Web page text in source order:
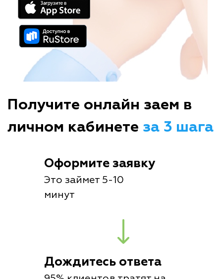
Получите онлайн заем в
личном кабинете за 3 шага
Оформите заявку
Это займет 5-10
минут
Дождитесь ответа